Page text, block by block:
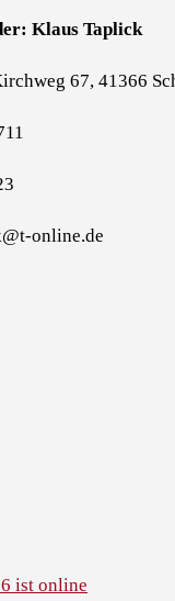
Klaus Taplick
67, 41366
online.de
ist online